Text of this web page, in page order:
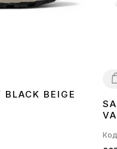
BLACK BEIGE